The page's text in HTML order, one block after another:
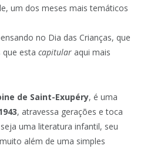
um dos meses mais temáticos
no Dia das Crianças, que
esta capitular aqui mais
de Saint-Exupéry, é uma
, atravessa gerações e toca
uma literatura infantil, seu
além de uma simples